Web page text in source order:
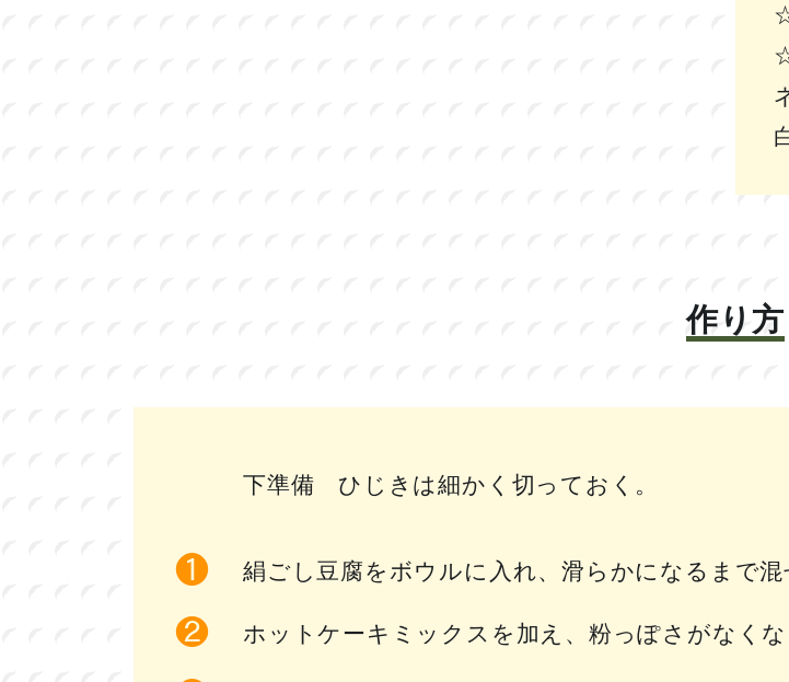
作り方
下準備 ひじきは細かく切っておく。
絹ごし豆腐をボウルに入れ、滑らかになるまで混
ホットケーキミックスを加え、粉っぽさがなくな